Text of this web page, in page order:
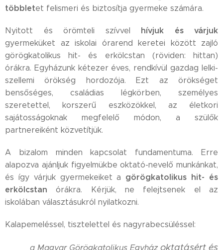
többletet felismeri és biztosítja gyermeke számára.
Nyitott és örömteli szívvel hívjuk és várjuk
gyermeküket az iskolai órarend keretei között zajló
görögkatolikus hit- és erkölcstan (röviden: hittan)
órákra. Egyházunk kétezer éves, rendkívül gazdag lelki-
szellemi örökség hordozója. Ezt az örökséget
bensőséges, családias légkörben, személyes
szeretettel, korszerű eszközökkel, az életkori
sajátosságoknak megfelelő módon, a szülők
partnereiként közvetítjük.
A bizalom minden kapcsolat fundamentuma. Erre
alapozva ajánljuk figyelmükbe oktató-nevelő munkánkat,
és így várjuk gyermekeiket a görögkatolikus hit- és
erkölcstan órákra. Kérjük, ne felejtsenek el az
iskolában választásukról nyilatkozni.
Kalapemeléssel, tisztelettel és nagyrabecsüléssel:
a Magyar Görögkatolikus Egyház oktatásért és